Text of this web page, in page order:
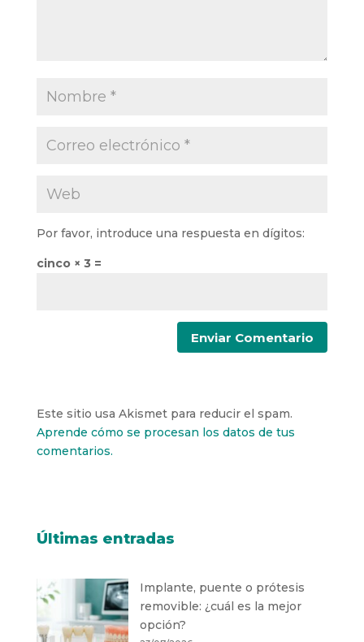
Por favor, introduce una respuesta en dígitos:
cinco × 3 =
Este sitio usa Akismet para reducir el spam.
Aprende cómo se procesan los datos de tus
comentarios.
Últimas entradas
Implante, puente o prótesis
removible: ¿cuál es la mejor
opción?